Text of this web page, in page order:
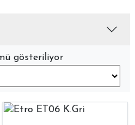
gösteriliyor